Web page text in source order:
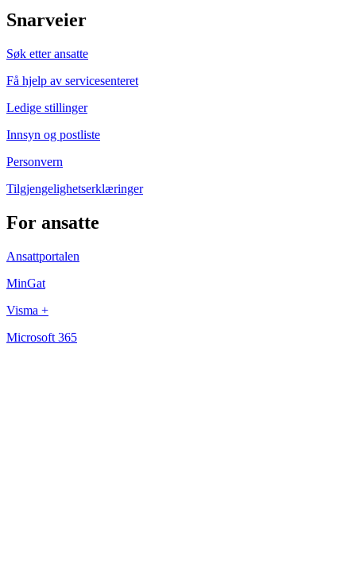
Snarveier
Søk etter ansatte
Få hjelp av servicesenteret
Ledige stillinger
Innsyn og postliste
Personvern
Tilgjengelighetserklæringer
For ansatte
Ansattportalen
MinGat
Visma +
Microsoft 365